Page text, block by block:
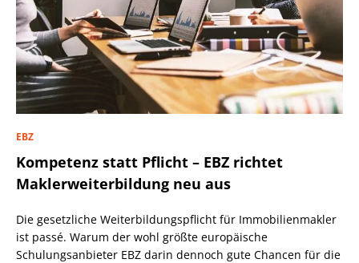
EBZ
Kompetenz statt Pflicht – EBZ richtet
Maklerweiterbildung neu aus
Die gesetzliche Weiterbildungspflicht für Immobilienmakler
ist passé. Warum der wohl größte europäische
Schulungsanbieter EBZ darin dennoch gute Chancen für die